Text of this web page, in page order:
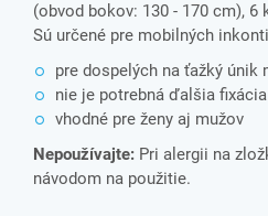
(obvod bokov: 130 - 170 cm), 6
Sú určené pre mobilných
pre dospelých na ťažký únik
nie je potrebná ďalšia fixácia
vhodné pre ženy aj mužov
Nepoužívajte: Pri alergii na
návodom na použitie.